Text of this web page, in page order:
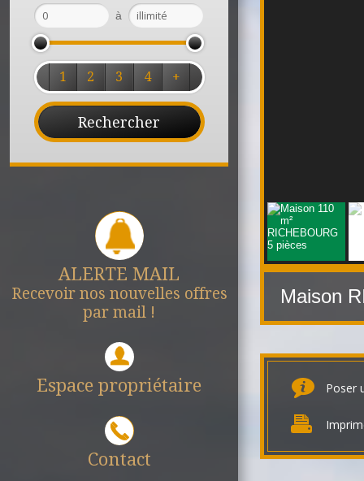
à
1 2 3 4 +
ALERTE MAIL
Recevoir nos nouvelles offres
par mail !
Espace propriétaire
Contact
Maison
Poser